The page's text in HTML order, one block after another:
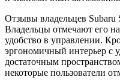
Отзывы владельцев
Владельцы отмечают его
удобство в управлении.
эргономичный интерьер с
достаточным
некоторые пользователи